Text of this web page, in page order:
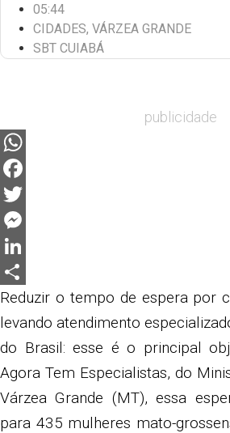
05:44
CIDADES, VÁRZEA GRANDE
SBT CUIABÁ
publicidade
WhatsApp
Facebook
Twitter
Messenger
LinkedIn
Share
Reduzir o tempo de espera por
levando atendimento
do Brasil: esse é o principal
Agora Tem Especialistas, do
Várzea Grande (MT), essa
para 435 mulheres mato-